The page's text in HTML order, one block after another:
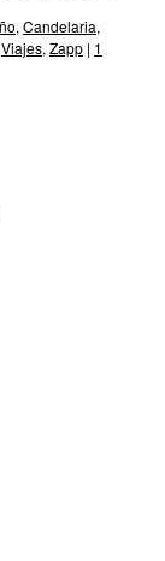
, Candelaria,
Viajes, Zapp | 1